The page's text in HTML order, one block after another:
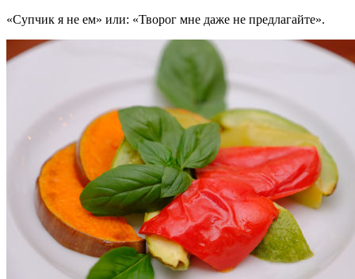
«Супчик я не ем» или: «Творог мне даже не предлагайте».